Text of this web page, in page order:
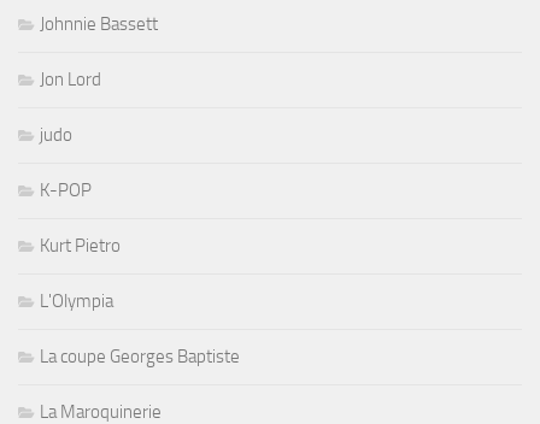
Johnnie Bassett
Jon Lord
judo
K-POP
Kurt Pietro
L'Olympia
La coupe Georges Baptiste
La Maroquinerie